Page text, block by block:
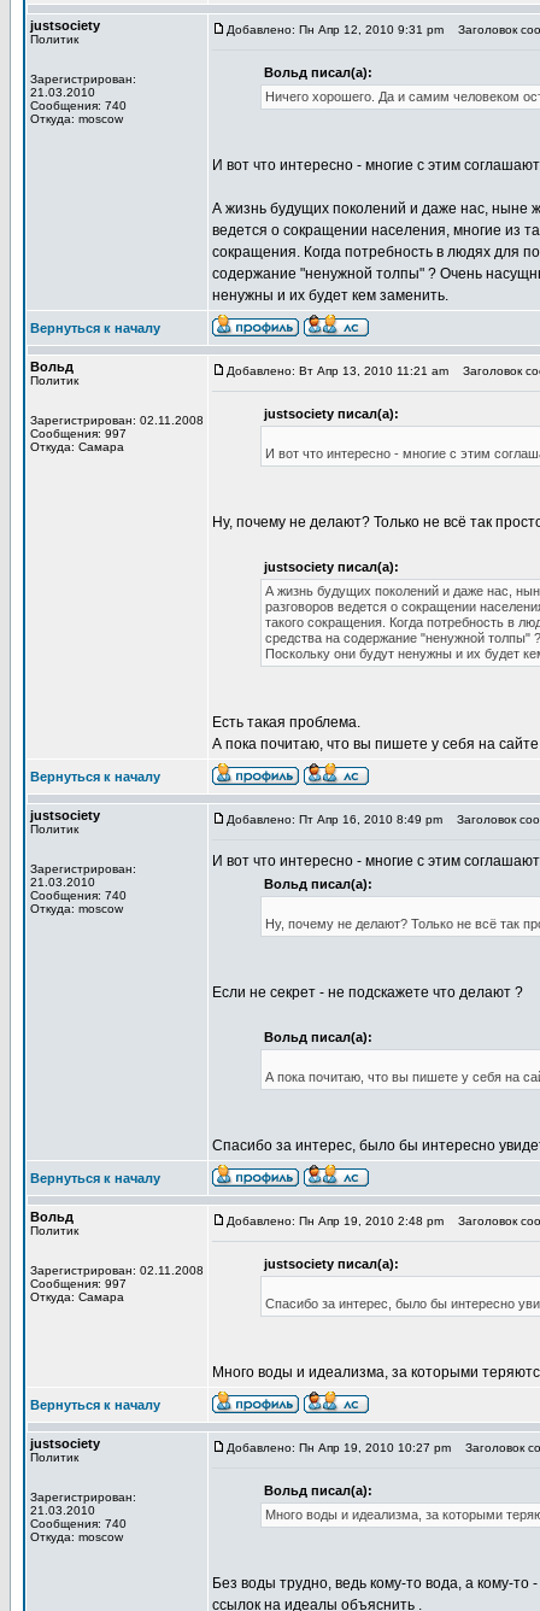
justsociety
Политик
Зарегистрирован:
21.03.2010
Сообщения: 740
Откуда: moscow
Добавлено: Пн Апр 12, 2010 9:31 pm Заголовок
Вольд писал(а):
Ничего хорошего. Да и самим человеком
И вот что интересно - многие с этим
А жизнь будущих поколений и даже нас, ныне
ведется о сокращении населения, многие из
сокращения. Когда потребность в людях для
содержание "ненужной толпы" ? Очень
ненужны и их будет кем заменить.
Вернуться к началу
Вольд
Политик
Зарегистрирован: 02.11.2008
Сообщения: 997
Откуда: Самара
Добавлено: Вт Апр 13, 2010 11:21 am Заголовок
justsociety писал(а):
И вот что интересно - многие с этим
Ну, почему не делают? Только не всё так
justsociety писал(а):
А жизнь будущих поколений и даже нас,
разговоров ведется о сокращении
такого сокращения. Когда потребность в
средства на содержание "ненужной
Поскольку они будут ненужны и их будет
Есть такая проблема.
А пока почитаю, что вы пишете у себя на
Вернуться к началу
justsociety
Политик
Зарегистрирован:
21.03.2010
Сообщения: 740
Откуда: moscow
Добавлено: Пт Апр 16, 2010 8:49 pm Заголовок
И вот что интересно - многие с этим
Вольд писал(а):
Ну, почему не делают? Только не всё так
Если не секрет - не подскажете что делают ?
Вольд писал(а):
А пока почитаю, что вы пишете у себя на
Спасибо за интерес, было бы интересно
Вернуться к началу
Вольд
Политик
Зарегистрирован: 02.11.2008
Сообщения: 997
Откуда: Самара
Добавлено: Пн Апр 19, 2010 2:48 pm Заголовок
justsociety писал(а):
Спасибо за интерес, было бы интересно
Много воды и идеализма, за которыми
Вернуться к началу
justsociety
Политик
Зарегистрирован:
21.03.2010
Сообщения: 740
Откуда: moscow
Добавлено: Пн Апр 19, 2010 10:27 pm Заголовок
Вольд писал(а):
Много воды и идеализма, за которыми
Без воды трудно, ведь кому-то вода, а кому-
ссылок на идеалы объяснить .